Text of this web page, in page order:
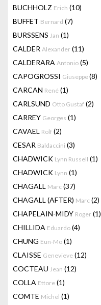
BUCHHOLZ Erich (10)
BUFFET Bernard (7)
BURSSENS Jan (1)
CALDER Alexander (11)
CALDERARA Antonio (5)
CAPOGROSSI Giuseppe(8)
CARCAN René (1)
CARLSUND Otto Gustaf (2)
CARREY Georges (1)
CAVAEL Rolf (2)
CESAR Baldaccini (3)
CHADWICK Lynn Russell (1)
CHADWICK Lynn (1)
CHAGALL Marc (37)
CHAGALL (AFTER) Marc (2)
CHAPELAIN-MIDY Roger (1)
CHILLIDA Eduardo (4)
CHUNG Eun-Mo (1)
CLAISSE Genevieve (12)
COCTEAU Jean (12)
COLLA Ettore (1)
COMTE Michel (1)